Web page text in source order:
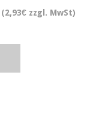
(2,93€ zzgl. MwSt)